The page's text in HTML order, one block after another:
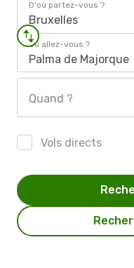
D'où partez-vous ?
Bruxelles
Où allez-vous ?
Palma de Majorque
Quand ?
Vols directs